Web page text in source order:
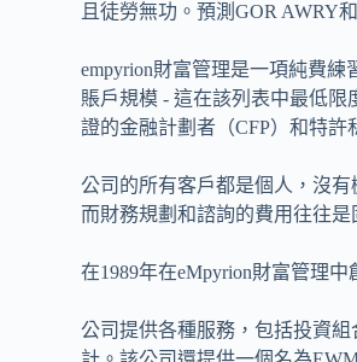
且徒勞無功。預測GOR AWRY
empyrion財富管理是一項純費練
賬戶規模 - 這在該列表中最低
證的金融計劃者（CFP）和特許
公司的所有客戶都是個人，沒
而財務規劃和諮詢的費用往往是
在1989年在eMpyrion財富管理
公司提供各種服務，包括投資